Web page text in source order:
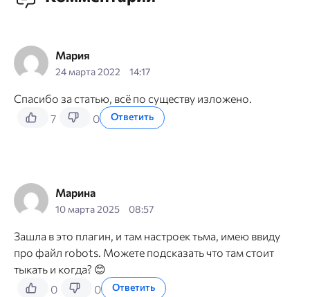
Мария
24 марта 2022 14:17
Спасибо за статью, всё по существу изложено.
7
0 Ответить
Марина
10 марта 2025 08:57
Зашла в это плагин, и там настроек тьма, имею ввиду
про файл robots. Можете подсказать что там стоит
тыкать и когда? 😊
0
0 Ответить